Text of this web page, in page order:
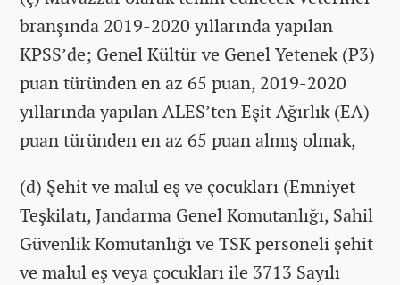
branşında 2019-2020 yıllarında yapılan
KPSS’de; Genel Kültür ve Genel Yetenek (P3)
puan türünden en az 65 puan, 2019-2020
yıllarında yapılan ALES’ten Eşit Ağırlık (EA)
puan türünden en az 65 puan almış olmak,
(d) Şehit ve malul eş ve çocukları (Emniyet
Teşkilatı, Jandarma Genel Komutanlığı, Sahil
Güvenlik Komutanlığı ve TSK personeli şehit
ve malul eş veya çocukları ile 3713 Sayılı